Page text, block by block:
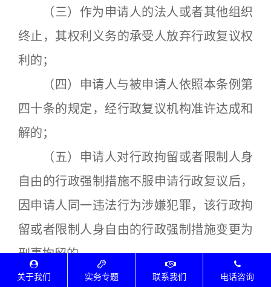
（三）作为申请人的法人或者其他组织
终止，其权利义务的承受人放弃行政复议权
利的；
（四）申请人与被申请人依照本条例第
四十条的规定，经行政复议机构准许达成和
解的；
（五）申请人对行政拘留或者限制人身
自由的行政强制措施不服申请行政复议后，
因申请人同一违法行为涉嫌犯罪，该行政拘
留或者限制人身自由的行政强制措施变更为
刑事拘留的。
依照本条例第四十一条第一款第（一）
关于我们 实务专题 联系我们 电话咨询